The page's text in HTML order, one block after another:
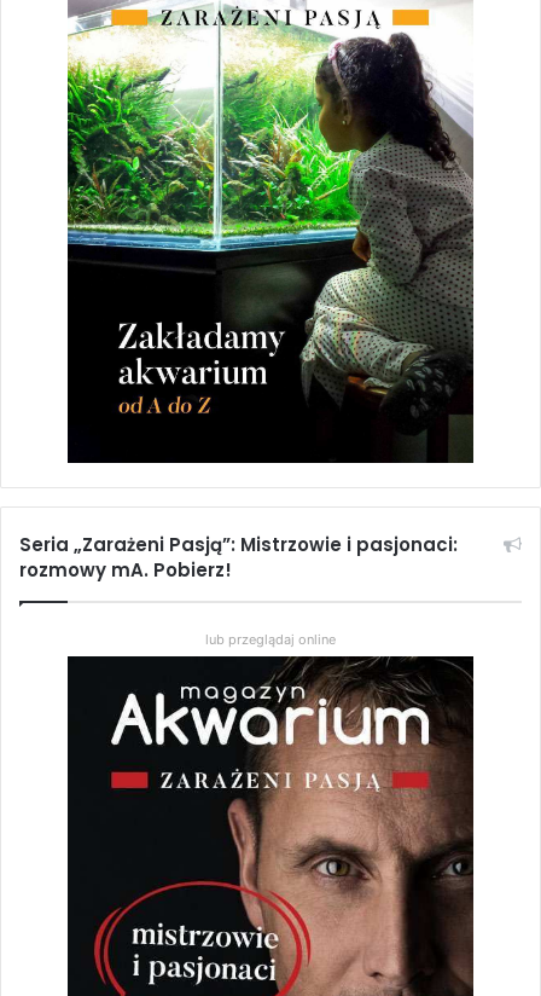
Seria „Zarażeni Pasją”: Mistrzowie i pasjonaci:
rozmowy mA. Pobierz!
lub przeglądaj online